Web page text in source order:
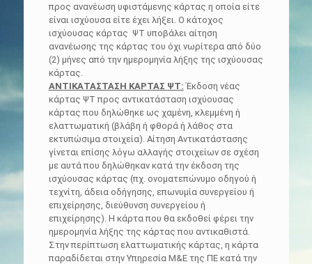
προς ανανέωση υφιστάμενης κάρτας η οποία είτε
είναι ισχύουσα είτε έχει λήξει. Ο κάτοχος
ισχύουσας κάρτας ΨΤ υποβάλει αίτηση
ανανέωσης της κάρτας του όχι νωρίτερα από δύο
(2) μήνες από την ημερομηνία λήξης της ισχύουσας
κάρτας.
ΑΝΤΙΚΑΤΑΣΤΑΣΗ ΚΑΡΤΑΣ ΨΤ: Έκδοση νέας
κάρτας ΨΤ προς αντικατάσταση ισχύουσας
κάρτας που δηλώθηκε ως χαμένη, κλεμμένη ή
ελαττωματική (βλάβη ή φθορά ή λάθος στα
εκτυπώσιμα στοιχεία). Αίτηση Αντικατάστασης
γίνεται επίσης λόγω αλλαγής στοιχείων σε σχέση
με αυτά που δηλώθηκαν κατά την έκδοση της
ισχύουσας κάρτας (πχ. ονοματεπώνυμο οδηγού ή
τεχνίτη, άδεια οδήγησης, επωνυμία συνεργείου ή
επιχείρησης, διεύθυνση συνεργείου ή
επιχείρησης). Η κάρτα που θα εκδοθεί φέρει την
ημερομηνία λήξης της κάρτας που αντικαθιστά.
Στην περίπτωση ελαττωματικής κάρτας, η κάρτα
παραδίδεται στην Υπηρεσία Μ&Ε της ΠΕ κατά την